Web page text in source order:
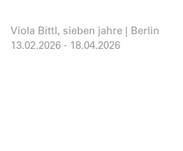
Viola Bittl, sieben jahre | Berlin
13.02.2026 - 18.04.2026